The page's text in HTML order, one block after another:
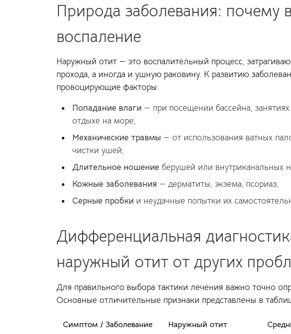
Природа заболевания: почему
воспаление
Наружный отит — это воспалительный процесс,
прохода, а иногда и ушную раковину. К развитию
провоцирующие факторы:
Попадание влаги — при посещении бассейна,
отдыхе на море;
Механические травмы — от использования ватных
чистки ушей;
Длительное ношение берушей или внутриканальных
Кожные заболевания — дерматиты, экзема, псориаз;
Серные пробки и неудачные попытки их
Дифференциальная
наружный отит от других
Для правильного выбора тактики лечения важно точно
Основные отличительные признаки представлены в
Симптом / Заболевание Наружный отит